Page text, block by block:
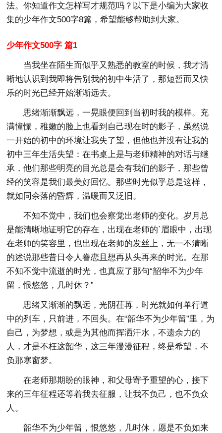
法。你知道作文怎样写才规范吗？以下是小编为大家收
集的少年作文500字8篇，希望能够帮助到大家。
少年作文500字 篇1
当我坐在陌生而似乎又熟悉的教室的时候，我才清
晰地认识到我即将告别我的初中生活了，那短暂而又快
乐的时光已经开始渐渐远去。
思绪渐渐飘远，一晃眼便回到当初时我的模样。充
满憧憬，稚嫩的脸上也看到自己现在时的影子，虽然说
一开始的初中的环境让我失了望，但他也并没有让我的
初中三年生活失望：在书桌上是与老师精神的对话与继
承，他们那些明亮的目光总是会有我们的影子，那些曾
经的笑容是我们最美好回忆。那些时光似乎总是这样，
就如同余落的昏辉，温暖而又泛旧。
不知不觉中，我们也会察觉出老师的变化。岁月总
是能清晰地证明它的存在，出现在老师的`眉眼中，出现
在老师的笑容里，也出现在老师的发丝上，无一不清晰
的述说那些昔日令人眷恋且想再从头再来的时光。在那
不知不觉中流逝的时光，也真应了那句“韶华不为少年
留，恨悠悠，几时休？”
思绪又渐渐的飘远，光阴茌苒，时光就如何单行道
中的列车，只前进，不回头。在“韶华不为少年留”里，为
自己，为梦想，或是为其他而挥洒汗水，不遗余力的
人，才是不枉这韶华，这三年漫漫征程，终是希望，不
负那寒窗梦。
在老师那期盼的眼神，和父母寄予重望的心，接下
来的三年征程还等着我去征服，让我不负己，也不负众
人。
韶华不为少年留，恨悠悠，几时休，愿是不负如来